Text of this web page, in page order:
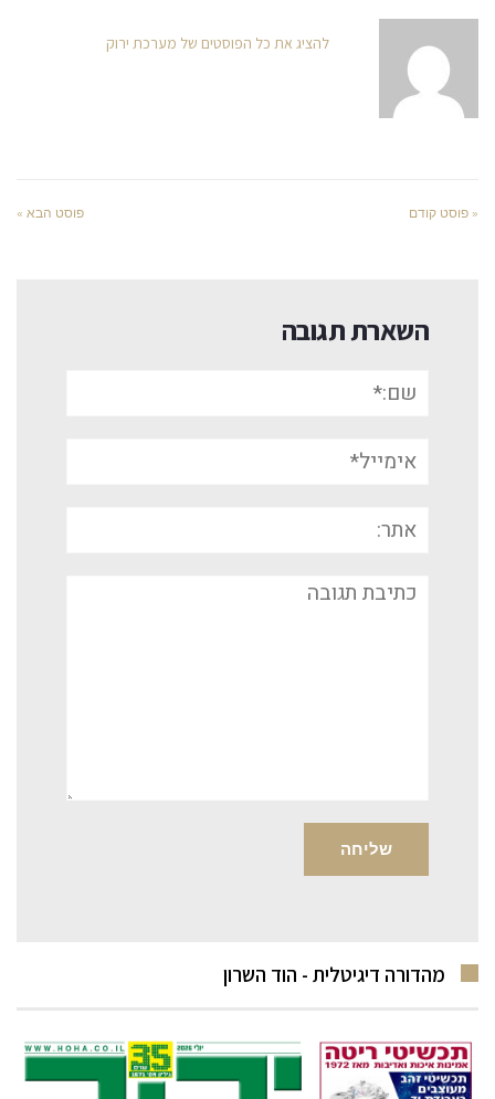
להציג את כל הפוסטים של מערכת ירוק
« פוסט קודם פוסט הבא »
השארת תגובה
אימייל*
תגובה
מהדורה דיגיטלית - הוד השרון